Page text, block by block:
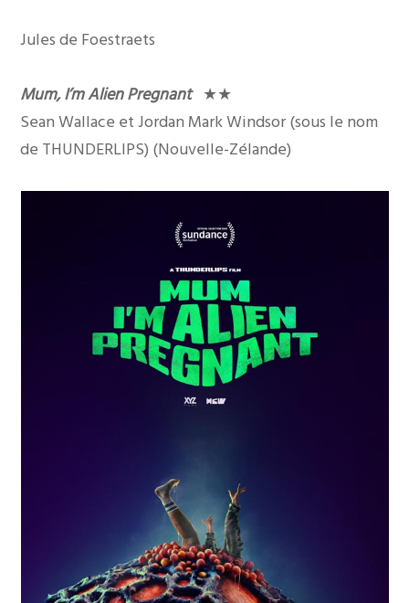
Jules de Foestraets
Mum, I’m Alien Pregnant★★
Sean Wallace et Jordan Mark Windsor (sous le nom
de THUNDERLIPS) (Nouvelle-Zélande)